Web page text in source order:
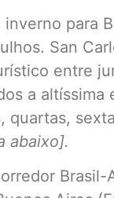
para
San
entre
a altíssima
quartas,
abaixo].